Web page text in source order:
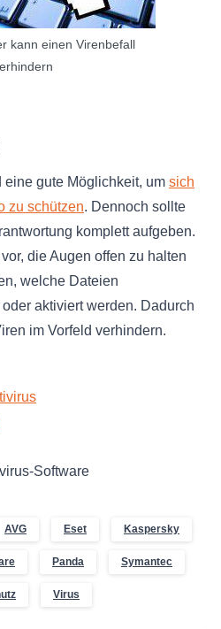
kann einen Virenbefall
gute Möglichkeit, um sich
zu schützen. Dennoch sollte
komplett aufgeben.
die Augen offen zu halten
welche Dateien
aktiviert werden. Dadurch
im Vorfeld verhindern.
Software
AVG Eset Kaspersky
Panda Symantec
Virus